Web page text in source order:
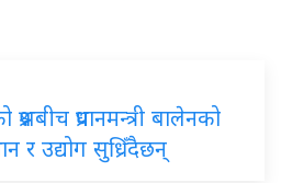
प्रधानमन्त्री बालेनको
र उद्योग सुध्रिँदैछन्